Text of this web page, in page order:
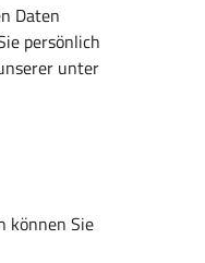
Daten
persönlich
unter
können Sie